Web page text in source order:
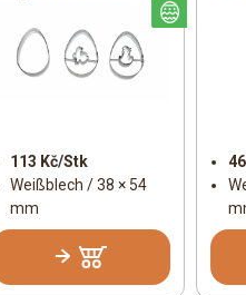
113 Kč/Stk
Weißblech / 38 × 54
mm